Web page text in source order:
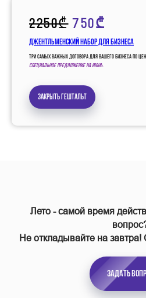
2250₾ 750₾
Джентльменский набор для бизнеса
Три самых важных договора для вашего бизнеса по
Специальное предложение на июнь.
Закрыть гештальт
Лето - самой время
Не откладывайте на завтра!
Задать